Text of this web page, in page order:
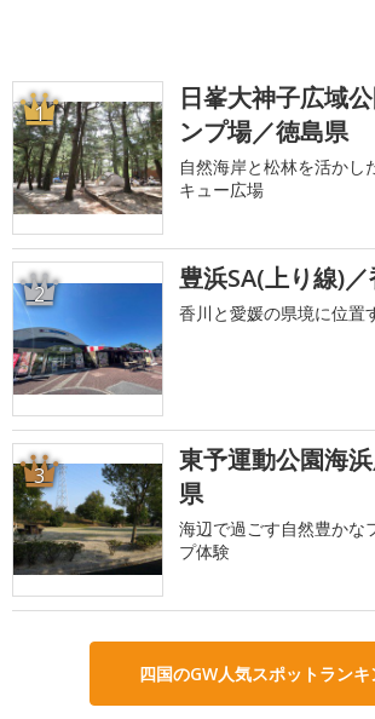
1
日峯大神子広域
ンプ場／徳島県
自然海岸と松林を活かし
キュー広場
2 豊浜SA(上り線)
香川と愛媛の県境に位置
3
東予運動公園海
県
海辺で過ごす自然豊かな
プ体験
四国のGW人気スポットランキ